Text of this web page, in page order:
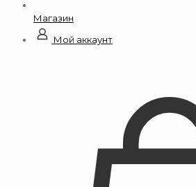
Магазин
Мой аккаунт